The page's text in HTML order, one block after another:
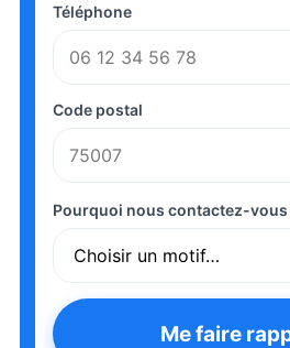
Téléphone
Code postal
Pourquoi nous contactez-vous
Me faire